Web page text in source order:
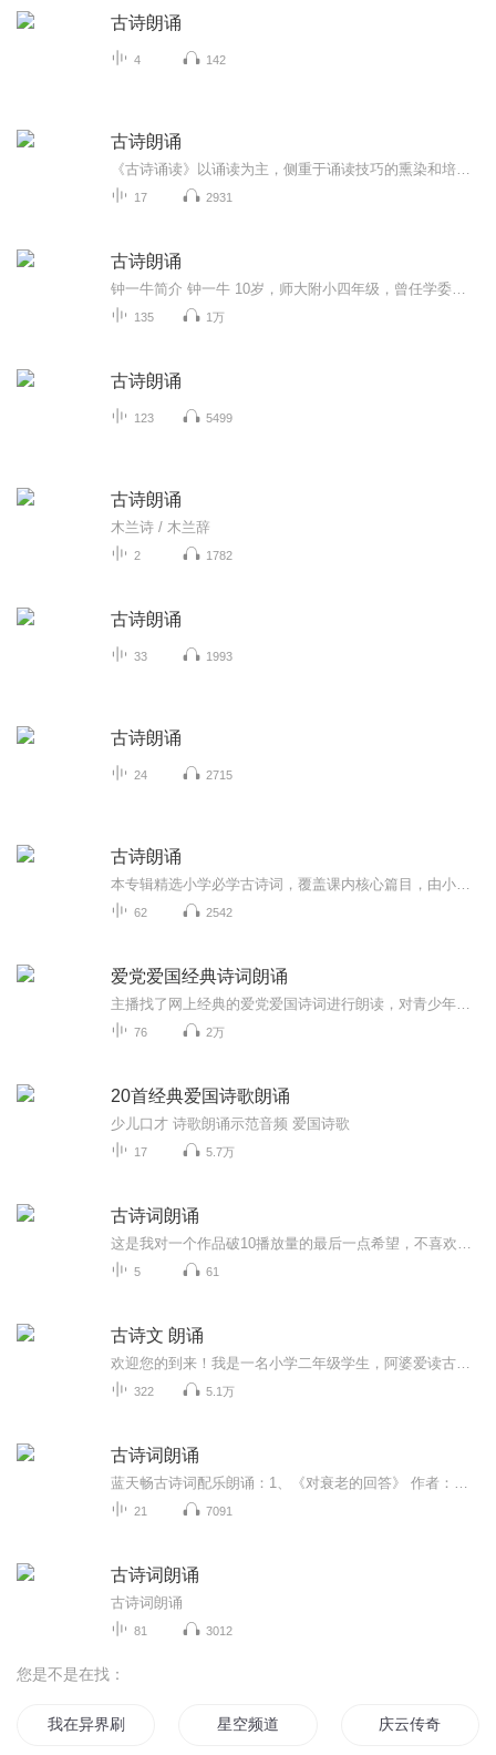
古诗朗诵
4 142
古诗朗诵
17 2931
古诗朗诵
135 1万
古诗朗诵
123 5499
古诗朗诵
木兰诗 / 木兰辞
2 1782
古诗朗诵
33 1993
古诗朗诵
24 2715
古诗朗诵
62 2542
爱党爱国经典诗词朗诵
76 2万
20首经典爱国诗歌朗诵
少儿口才 诗歌朗诵示范音频 爱国诗歌
17 5.7万
古诗词朗诵
5 61
古诗文 朗诵
322 5.1万
古诗词朗诵
21 7091
古诗词朗诵
古诗词朗诵
81 3012
您是不是在找：
我在异界刷视频 星空频道 庆云传奇